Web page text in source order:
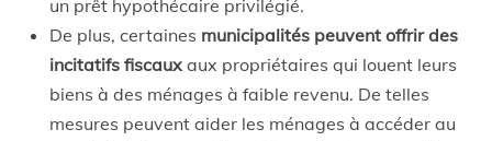
un prêt hypothécaire privilégié.
De plus, certaines municipalités peuvent offrir des
incitatifs fiscaux aux propriétaires qui louent leurs
biens à des ménages à faible revenu. De telles
mesures peuvent aider les ménages à accéder au